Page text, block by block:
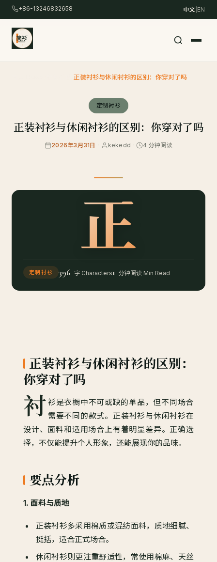
转
+86-13246832658 中文 EN
正装衬衫与休闲衬衫的区别：你穿对了吗
定制衬衫
正装衬衫与休闲衬衫的区别：你穿对了吗
2026年3月31日 kekedd 4 分钟阅读
正
定制衬衫 396 字 Characters1 分钟阅读 Min Read
正装衬衫与休闲衬衫的区别：
你穿对了吗
衬 衫是衣橱中不可或缺的单品，但不同场合
需要不同的款式。正装衬衫与休闲衬衫在
设计、面料和适用场合上有着明显差异。正确选
择，不仅能提升个人形象，还能展现你的品味。
要点分析
1. 面料与质地
正装衬衫多采用棉质或混纺面料，质地细腻、
挺括，适合正式场合。
休闲衬衫则更注重舒适性，常使用棉麻、天丝